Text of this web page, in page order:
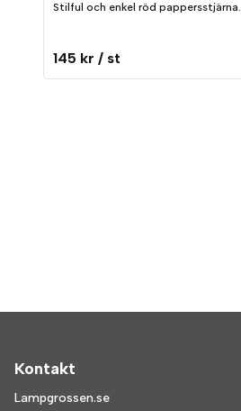
Stilful och enkel röd pappersstjärna.
145 kr / st
Kontakt
Lampgrossen.se